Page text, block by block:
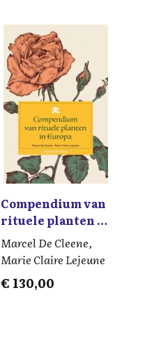
Compendium van
rituele planten in
Europa
Marcel De Cleene,
Marie Claire Lejeune
€ 130,00